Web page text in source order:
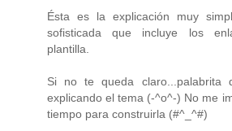
Ésta es la explicación muy
sofisticada que incluye los
plantilla.
Si no te queda claro...palabrita
explicando el tema (-^o^-) No me
tiempo para construirla (#^_^#)